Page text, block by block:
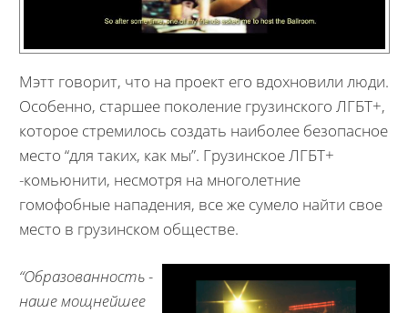
Мэтт говорит, что на проект его вдохновили люди.
Особенно, старшее поколение грузинского ЛГБТ+,
которое стремилось создать наиболее безопасное
место “для таких, как мы”. Грузинское ЛГБТ+
-комьюнити, несмотря на многолетние
гомофобные нападения, все же сумело найти свое
место в грузинском обществе.
“Образованность -
наше мощнейшее